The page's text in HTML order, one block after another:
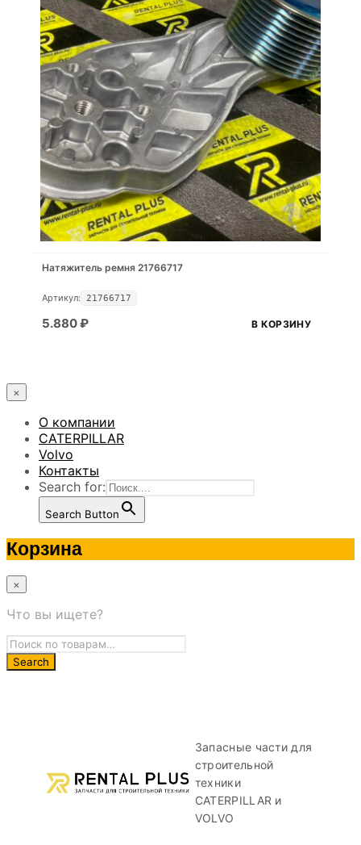
Натяжитель ремня 21766717
Артикул: 21766717
5.880₽ В КОРЗИНУ
×
О компании
CATERPILLAR
Volvo
Контакты
Search for:
Search Button
Корзина
×
Что вы ищете?
Запасные части для
строительной
техники
CATERPILLAR и
VOLVO